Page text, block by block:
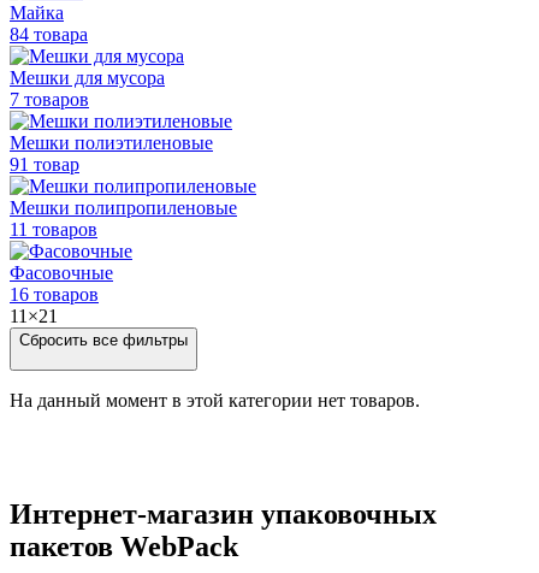
Майка
84 товара
Мешки для мусора
7 товаров
Мешки полиэтиленовые
91 товар
Мешки полипропиленовые
11 товаров
Фасовочные
16 товаров
11×21
Сбросить все фильтры
На данный момент в этой категории нет товаров.
Интернет-магазин упаковочных
пакетов WebPack